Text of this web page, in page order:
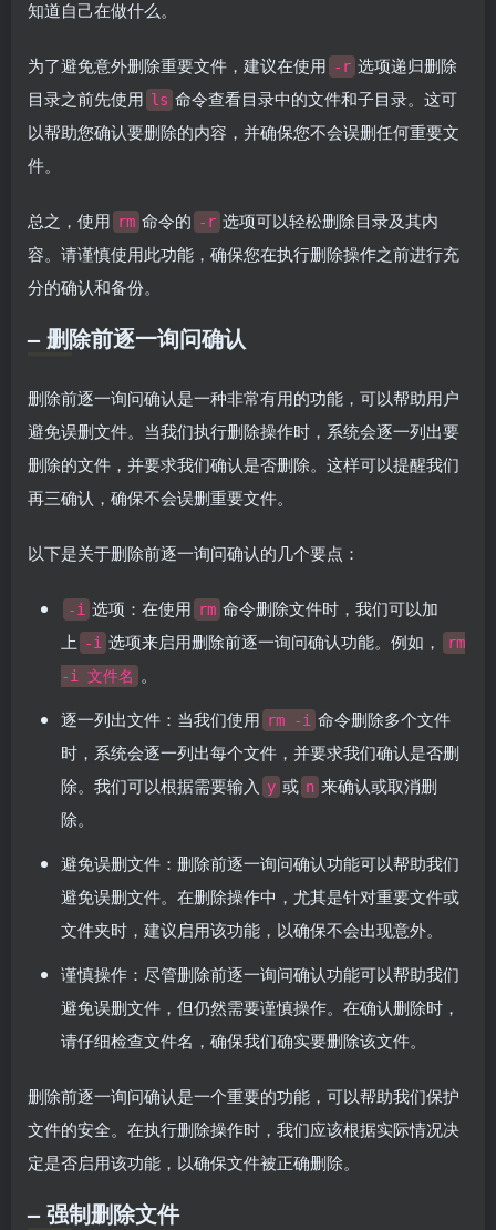
知道自己在做什么。
为了避免意外删除重要文件，建议在使用 -r 选项递归删除
目录之前先使用 ls 命令查看目录中的文件和子目录。这可
以帮助您确认要删除的内容，并确保您不会误删任何重要文
件。
总之，使用 rm 命令的 -r 选项可以轻松删除目录及其内
容。请谨慎使用此功能，确保您在执行删除操作之前进行充
分的确认和备份。
– 删除前逐一询问确认
删除前逐一询问确认是一种非常有用的功能，可以帮助用户
避免误删文件。当我们执行删除操作时，系统会逐一列出要
删除的文件，并要求我们确认是否删除。这样可以提醒我们
再三确认，确保不会误删重要文件。
以下是关于删除前逐一询问确认的几个要点：
-i 选项：在使用 rm 命令删除文件时，我们可以加
上
-i 选项来启用删除前逐一询问确认功能。例如，
rm
-i 文件名
。
逐一列出文件：当我们使用 rm -i 命令删除多个文件
时，系统会逐一列出每个文件，并要求我们确认是否删
除。我们可以根据需要输入
y 或 n 来确认或取消删
除。
避免误删文件：删除前逐一询问确认功能可以帮助我们
避免误删文件。在删除操作中，尤其是针对重要文件或
文件夹时，建议启用该功能，以确保不会出现意外。
谨慎操作：尽管删除前逐一询问确认功能可以帮助我们
避免误删文件，但仍然需要谨慎操作。在确认删除时，
请仔细检查文件名，确保我们确实要删除该文件。
删除前逐一询问确认是一个重要的功能，可以帮助我们保护
文件的安全。在执行删除操作时，我们应该根据实际情况决
定是否启用该功能，以确保文件被正确删除。
– 强制删除文件